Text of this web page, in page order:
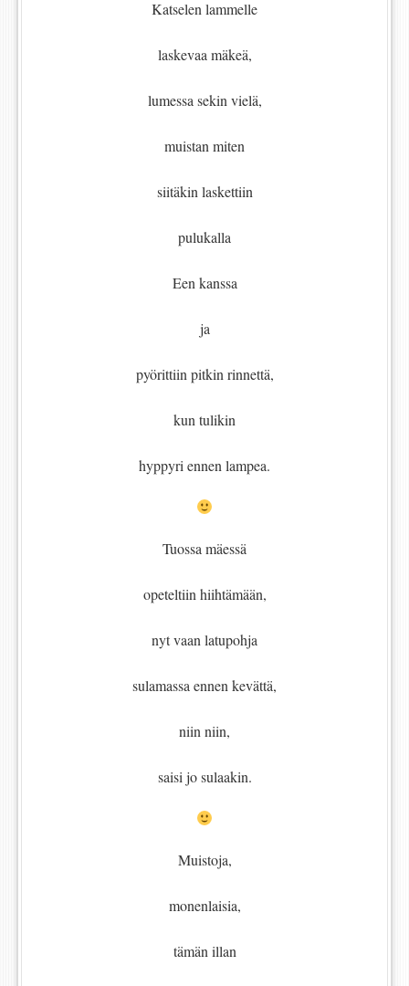
Katselen lammelle
laskevaa mäkeä,
lumessa sekin vielä,
muistan miten
siitäkin laskettiin
pulukalla
Een kanssa
ja
pyörittiin pitkin rinnettä,
kun tulikin
hyppyri ennen lampea.
Tuossa mäessä
opeteltiin hiihtämään,
nyt vaan latupohja
sulamassa ennen kevättä,
niin niin,
saisi jo sulaakin.
Muistoja,
monenlaisia,
tämän illan